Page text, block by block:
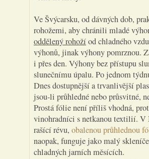
Ve Švýcarsku, od dávných dob,
rohožemi, aby chránili mladé
oddělený rohožíod chladného
výhonů, jinak výhony pomrznou.
i přes den. Výhony bez přístupu
slunečnímu úpalu. Po jednom
Dnes dostupnější a trvanlivější
jsou-li průhledné nebo průsvitné,
Prostá fólie není příliš vhodná,
vinohradníci s netkanou textilií. V
rašící révu, obalenou průhlednou
naopak, funguje jako malý
chladných jarních měsících.